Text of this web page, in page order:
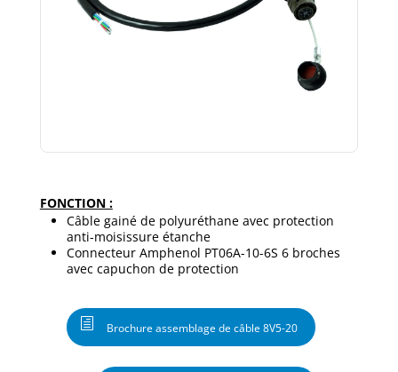
FONCTION :
Câble gainé de polyuréthane avec protection
anti-moisissure étanche
Connecteur Amphenol PT06A-10-6S 6 broches
avec capuchon de protection
Brochure assemblage de câble 8V5-20